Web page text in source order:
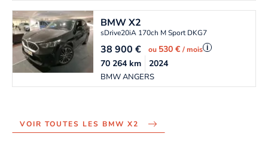
BMWX2
sDrive20iA 170ch M Sport DKG7
38 900€ ou 530 €/ mois i
BMW ANGERS
70 264km 2024
VOIR TOUTES LES BMW X2